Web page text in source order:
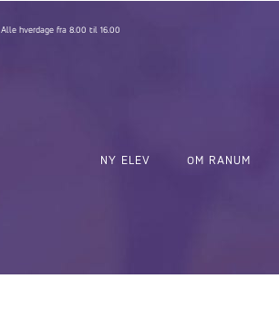
Alle hverdage fra 8.00 til 16.00
NY ELEV OM RANUM